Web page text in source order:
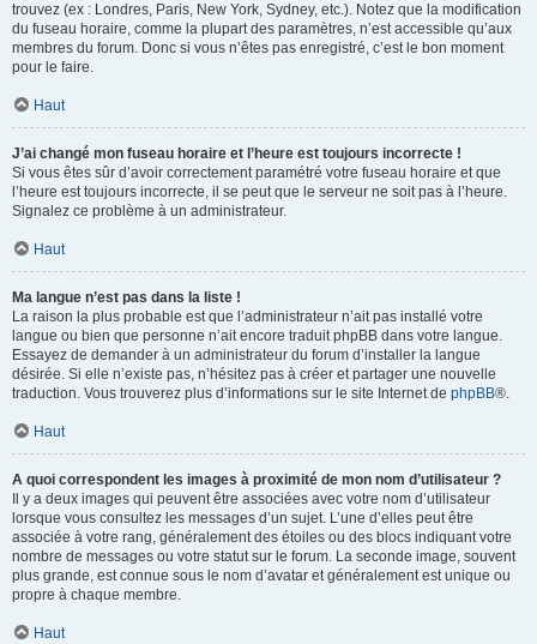
trouvez (ex : Londres, Paris, New York, Sydney, etc.). Notez que la modification
du fuseau horaire, comme la plupart des paramètres, n’est accessible qu’aux
membres du forum. Donc si vous n’êtes pas enregistré, c’est le bon moment
pour le faire.
Haut
J’ai changé mon fuseau horaire et l’heure est toujours incorrecte !
Si vous êtes sûr d’avoir correctement paramétré votre fuseau horaire et que
l’heure est toujours incorrecte, il se peut que le serveur ne soit pas à l’heure.
Signalez ce problème à un administrateur.
Haut
Ma langue n’est pas dans la liste !
La raison la plus probable est que l’administrateur n’ait pas installé votre
langue ou bien que personne n’ait encore traduit phpBB dans votre langue.
Essayez de demander à un administrateur du forum d’installer la langue
désirée. Si elle n’existe pas, n’hésitez pas à créer et partager une nouvelle
traduction. Vous trouverez plus d’informations sur le site Internet de phpBB®.
Haut
A quoi correspondent les images à proximité de mon nom d’utilisateur ?
Il y a deux images qui peuvent être associées avec votre nom d’utilisateur
lorsque vous consultez les messages d’un sujet. L’une d’elles peut être
associée à votre rang, généralement des étoiles ou des blocs indiquant votre
nombre de messages ou votre statut sur le forum. La seconde image, souvent
plus grande, est connue sous le nom d’avatar et généralement est unique ou
propre à chaque membre.
Haut